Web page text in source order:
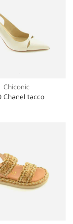
Chiconic
Chanel tacco